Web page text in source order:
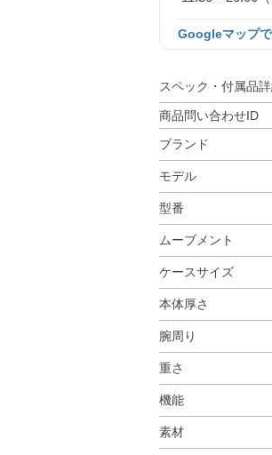
Googleマップ
スペック・付属品
商品問い合わせID
ブランド
モデル
型番
ムーブメント
ケースサイズ
本体厚さ
腕周り
重さ
機能
素材